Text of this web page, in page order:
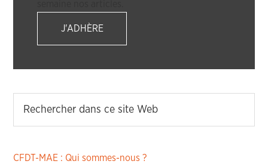
J'ADHÈRE
CFDT-MAE : Qui sommes-nous ?